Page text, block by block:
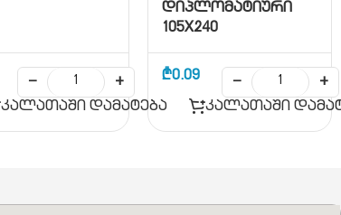
−
+
კალათაში დამატება
დიპლომატიური
105X240
₾0.09 −
+
კალათაში